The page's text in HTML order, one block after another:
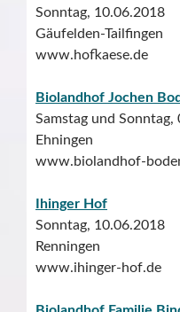
Sonntag, 10.06.2018
Gäufelden-Tailfingen
www.hofkaese.de
Biolandhof Jochen
Samstag und
Ehningen
www.biolandhof-
Ihinger Hof
Sonntag, 10.06.2018
Renningen
www.ihinger-hof.de